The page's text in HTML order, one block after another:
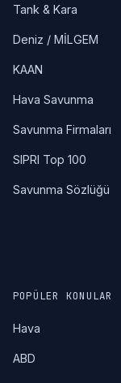
Tank & Kara
Deniz / MİLGEM
KAAN
Hava Savunma
Savunma Firmaları
SIPRI Top 100
Savunma Sözlüğü
POPÜLER KONULAR
Hava
ABD